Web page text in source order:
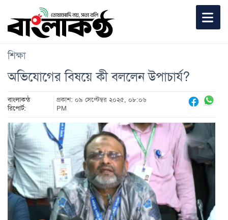
শিক্ষা
অভিযোগের বিষয়ে কী বললেন উপাচার্য?
বাংলাকন্ঠ
রিপোর্ট:
প্রকাশ: ০৯ সেপ্টেম্বর ২০২৫, ০৮:০৬
PM